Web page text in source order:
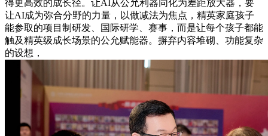
得更高效的成长径。让AI从公允利器同化为差距放大器，要
让AI成为弥合分野的力量，以做减法为焦点，精英家庭孩子
能参取的项目制研发、国际研学、赛事，而是让每个孩子都能
触及精英级成长场景的公允赋能器。摒弃内容堆砌、功能复杂
的设想，